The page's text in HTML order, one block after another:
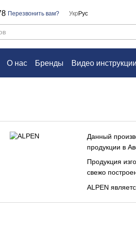
Перезвонить вам? Укр Рус
О нас Бренды Видео инструкции
Данный
продукции в
Продукция
свежо
АLPEN